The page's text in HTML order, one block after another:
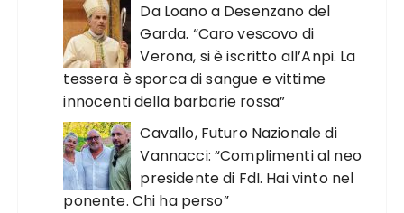
Da Loano a Desenzano del
Garda. “Caro vescovo di
Verona, si è iscritto all’Anpi. La
tessera è sporca di sangue e vittime
innocenti della barbarie rossa”
Cavallo, Futuro Nazionale di
Vannacci: “Complimenti al neo
presidente di FdI. Hai vinto nel
ponente. Chi ha perso”